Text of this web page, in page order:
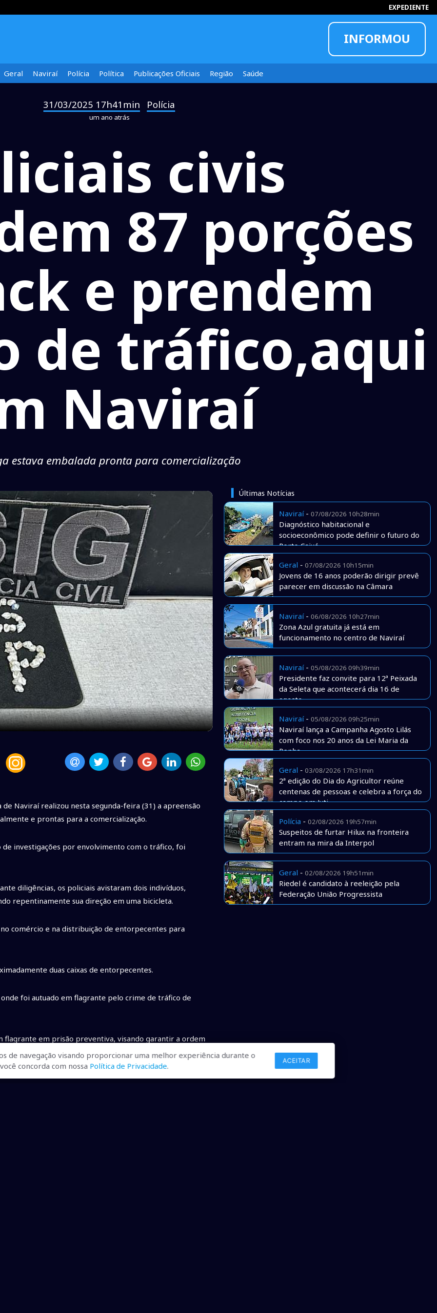
EXPEDIENTE
INFORMOU
Geral Naviraí Polícia Política Publicações Oficiais Região Saúde
31/03/2025 17h41min Polícia
um ano atrás
civis
87 porções
e prendem
de tráfico,aqui
Naviraí
estava embalada pronta para comercialização
de Naviraí realizou nesta segunda-feira (31) a apreensão
e prontas para a comercialização.
investigações por envolvimento com o tráfico, foi
diligências, os policiais avistaram dois indivíduos,
repentinamente sua direção em uma bicicleta.
comércio e na distribuição de entorpecentes para
duas caixas de entorpecentes.
foi autuado em flagrante pelo crime de tráfico de
em prisão preventiva, visando garantir a ordem
Últimas Notícias
Naviraí- 07/08/2026 10h28min
Diagnóstico habitacional e
socioeconômico pode definir o futuro do
Porto Caiuá
Geral - 07/08/2026 10h15min
Jovens de 16 anos poderão dirigir prevê
parecer em discussão na Câmara
Naviraí- 06/08/2026 10h27min
Zona Azul gratuita já está em
funcionamento no centro de Naviraí
Naviraí- 05/08/2026 09h39min
Presidente faz convite para 12ª Peixada
da Seleta que acontecerá dia 16 de
agosto
Naviraí- 05/08/2026 09h25min
Naviraí lança a Campanha Agosto Lilás
com foco nos 20 anos da Lei Maria da
Penha
Geral - 03/08/2026 17h31min
2ª edição do Dia do Agricultor reúne
centenas de pessoas e celebra a força do
campo em Juti
Polícia - 02/08/2026 19h57min
Suspeitos de furtar Hilux na fronteira
entram na mira da Interpol
Geral - 02/08/2026 19h51min
Riedel é candidato à reeleição pela
Federação União Progressista
de navegação visando proporcionar uma melhor experiência durante o
concorda com nossa Política de Privacidade.
ACEITAR